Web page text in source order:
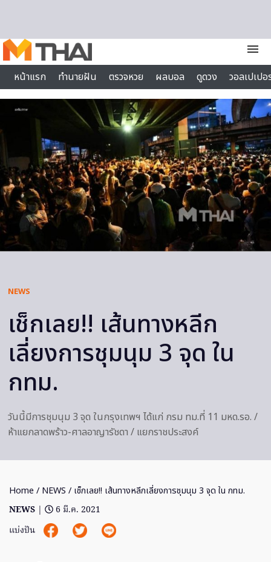
menu
หน้าแรก
ทำนายฝัน ตรวจหวย ผลบอล ดูดวง
วอลเปเป
ไลฟ์สไตล์
NEWS
เช็กเลย!! เส้นทางหลีก
เลี่ยงการชุมนุม 3 จุด ใน
กทม.
วันนี้มีการชุมนุม 3 จุด ในกรุงเทพฯ ได้แก่ กรม ทม.ที่ 11 มหด.รอ. /
ห้าแยกลาดพร้าว-ศาลอาญารัชดา / แยกราชประสงค์
Home / NEWS / เช็กเลย!! เส้นทางหลีกเลี่ยงการชุมนุม 3 จุด ใน กทม.
NEWS |
6 มี.ค. 2021
แบ่งปัน